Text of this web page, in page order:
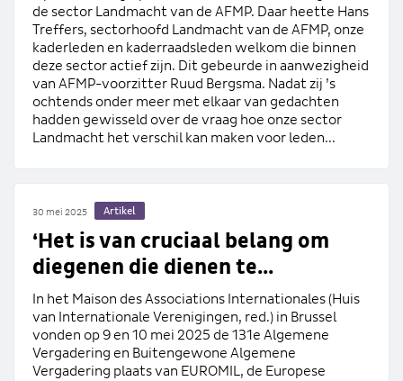
de sector Landmacht van de AFMP. Daar heette Hans
Treffers, sectorhoofd Landmacht van de AFMP, onze
kaderleden en kaderraadsleden welkom die binnen
deze sector actief zijn. Dit gebeurde in aanwezigheid
van AFMP-voorzitter Ruud Bergsma. Nadat zij ’s
ochtends onder meer met elkaar van gedachten
hadden gewisseld over de vraag hoe onze sector
Landmacht het verschil kan maken voor leden...
30 mei 2025 Artikel
‘Het is van cruciaal belang om
diegenen die dienen te...
In het Maison des Associations Internationales (Huis
van Internationale Verenigingen, red.) in Brussel
vonden op 9 en 10 mei 2025 de 131e Algemene
Vergadering en Buitengewone Algemene
Vergadering plaats van EUROMIL, de Europese